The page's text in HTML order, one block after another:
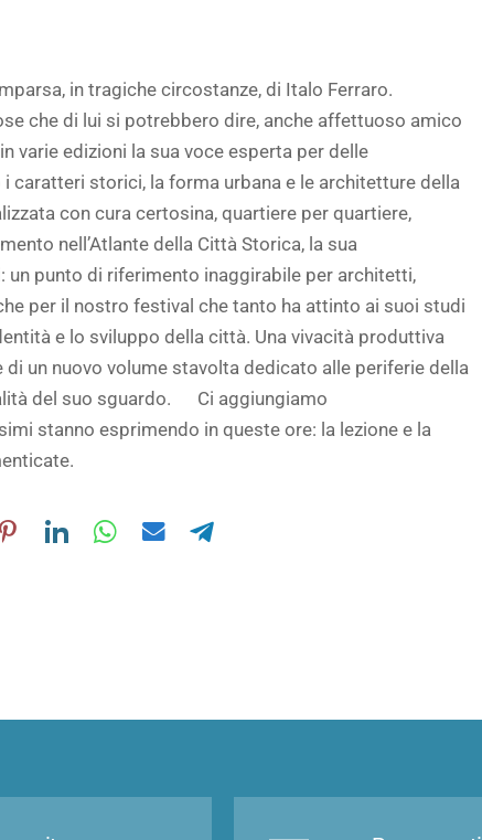
in tragiche circostanze, di Italo Ferraro.
che di lui si potrebbero dire, anche affettuoso amico
varie edizioni la sua voce esperta per delle
caratteri storici, la forma urbana e le architetture della
con cura certosina, quartiere per quartiere,
nell’Atlante della Città Storica, la sua
punto di riferimento inaggirabile per architetti,
per il nostro festival che tanto ha attinto ai suoi studi
e lo sviluppo della città. Una vivacità produttiva
un nuovo volume stavolta dedicato alle periferie della
del suo sguardo. Ci aggiungiamo
stanno esprimendo in queste ore: la lezione e la